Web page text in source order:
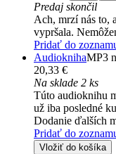
Predaj skončil
Ach, mrzí nás to,
vypršala.
Pridať do
AudioknihaMP3
20,33 €
Na sklade 2 ks
Túto audioknihu
už iba posledné
Dodanie ďalších
Pridať do
Vložiť do košíka